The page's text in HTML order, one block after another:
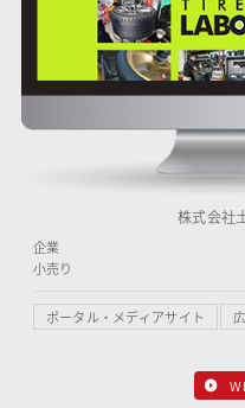
株式会社
企業
小売り
ポータル・メディアサイト